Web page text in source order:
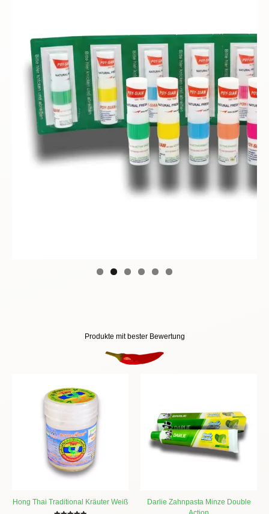
Produkte mit bester Bewertung
Hong Thai Traditional Kräuter Weiß
Darlie Zahnpasta Minze Double
Action